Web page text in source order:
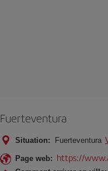
Fuerteventura
Situation: Fuerteventura
Page web: https://